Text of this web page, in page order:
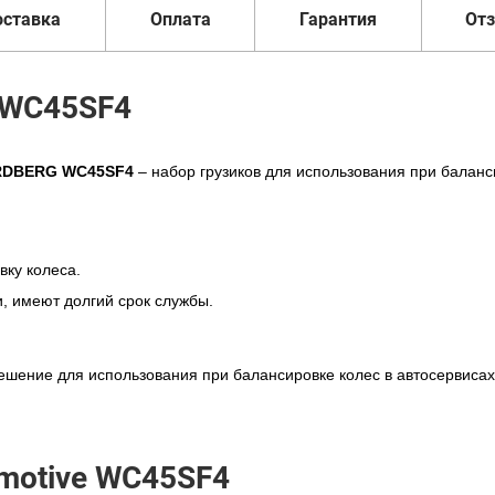
Оплата Гарантия
WC45SF4 – набор грузиков для использования при
колеса.
имеют долгий срок службы.
для использования при балансировке колес в
WC45SF4